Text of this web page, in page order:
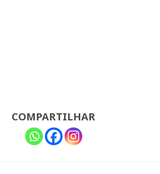
COMPARTILHAR